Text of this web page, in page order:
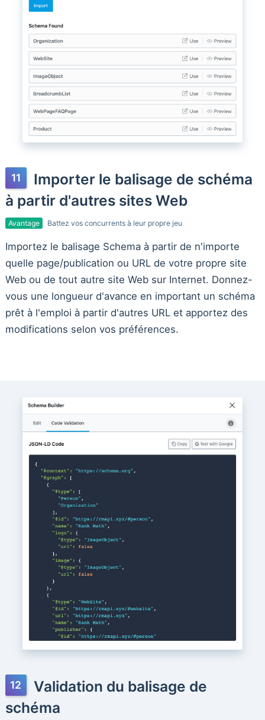
Importer le balisage de schéma
à partir d'autres sites Web
Avantage Battez vos concurrents à leur propre jeu
Importez le balisage Schema à partir de n'importe
quelle page/publication ou URL de votre propre site
Web ou de tout autre site Web sur Internet. Donnez-
vous une longueur d'avance en important un schéma
prêt à l'emploi à partir d'autres URL et apportez des
modifications selon vos préférences.
Validation du balisage de
schéma